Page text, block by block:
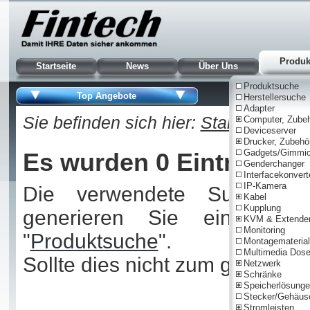
Startseite News Über Uns
Produktsuche
Herstellersuche
Adapter
Computer,
Deviceserver
Drucker,
Gadgets/
Genderchanger
IP-Kamera
Kabel
Kupplung
KVM &
Monitoring
Montagematerial
Multimedia Dose
Netzwerk
Schränke
Stecker/
Stromleisten
Top Angebote
Sie befinden sich hier: Startseite|
Es wurden 0 Einträge
Die verwendete
generieren Sie eine
"Produktsuche".
Sollte dies nicht zum